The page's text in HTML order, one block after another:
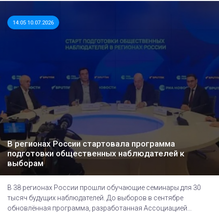
14:05 10.07.2026
В регионах России стартовала программа
подготовки общественных наблюдателей к
выборам
В 38 регионах России прошли обучающие семинары для 30
тысяч будущих наблюдателей. До выборов в сентябре
обновлённая программа, разработанная Ассоциацией...